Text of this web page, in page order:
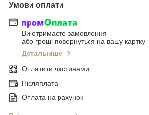
Умови оплати
Ви отримаєте замовлення
або гроші повернуться на вашу картку
Детальніше
Оплатити частинами
Післяплата
Оплата на рахунок